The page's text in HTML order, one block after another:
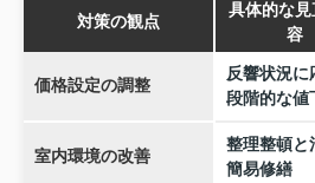
対策の観点
具体的な見
容
価格設定の調整
反響状況に
段階的な値
室内環境の改善
整理整頓と
簡易修繕